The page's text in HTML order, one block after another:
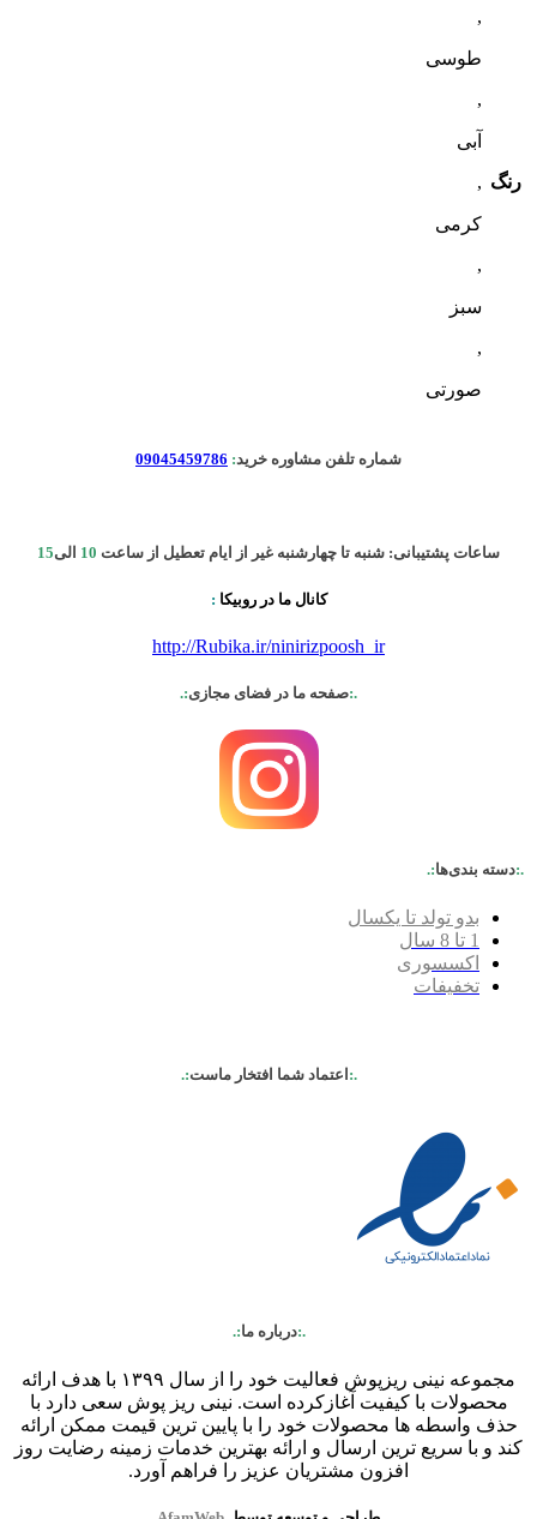
رنگ
,
طوسی
,
آبی
,
کرمی
,
سبز
,
صورتی
شماره تلفن مشاوره خرید:
09045459786
ساعات پشتیبانی: شنبه تا چهارشنبه غیر از ایام تعطیل از ساعت 10 الی15
کانال ما در روبیکا :
http://Rubika.ir/ninirizpoosh_ir
.:صفحه ما در فضای مجازی:.
.:دسته بندی‌ها:.
بدو تولد تا یکسال
1 تا 8 سال
اکسسوری
تخفیفات
.:اعتماد شما افتخار ماست:.
.:درباره ما:.
مجموعه نینی ریزپوش فعالیت خود را از سال ۱۳۹۹ با هدف ارائه
محصولات با کیفیت آغازکرده است. نینی ریز پوش سعی دارد با
حذف واسطه ها محصولات خود را با پایین ترین قیمت ممکن ارائه
کند و با سریع ترین ارسال و ارائه بهترین خدمات زمینه رضایت روز
افزون مشتریان عزیز را فراهم آورد.